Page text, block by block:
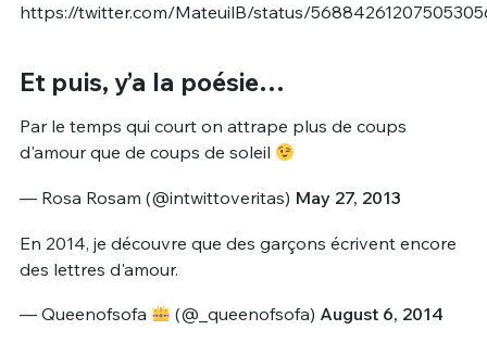
https://twitter.com/MateuilB/status/
Et puis, y’a la poésie…
Par le temps qui court on attrape plus de coups
d'amour que de coups de soleil
— Rosa Rosam (@intwittoveritas) May 27, 2013
En 2014, je découvre que des garçons écrivent encore
des lettres d'amour.
— Queenofsofa (@_queenofsofa) August 6, 2014